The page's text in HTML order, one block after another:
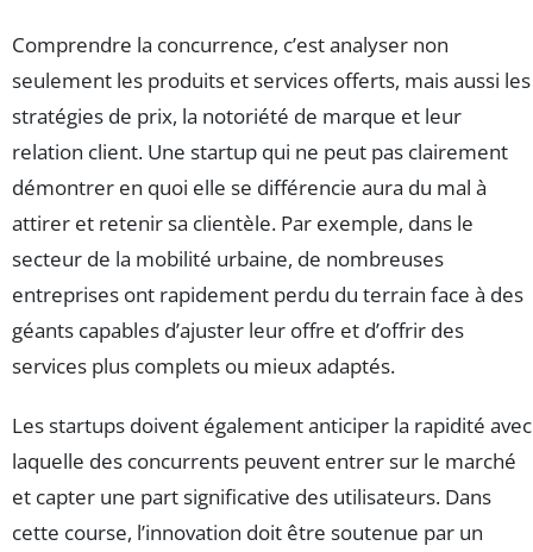
Comprendre la concurrence, c’est analyser non
seulement les produits et services offerts, mais aussi les
stratégies de prix, la notoriété de marque et leur
relation client. Une startup qui ne peut pas clairement
démontrer en quoi elle se différencie aura du mal à
attirer et retenir sa clientèle. Par exemple, dans le
secteur de la mobilité urbaine, de nombreuses
entreprises ont rapidement perdu du terrain face à des
géants capables d’ajuster leur offre et d’offrir des
services plus complets ou mieux adaptés.
Les startups doivent également anticiper la rapidité avec
laquelle des concurrents peuvent entrer sur le marché
et capter une part significative des utilisateurs. Dans
cette course, l’innovation doit être soutenue par un